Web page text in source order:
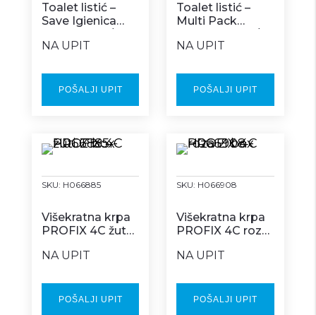
Toalet listić –
Save Igienica
NA UPIT
POŠALJI UPIT
Toalet listić –
Multi Pack
NA UPIT
POŠALJI UPIT
SKU: H066885
Višekratna krpa
PROFIX 4C žuta
NA UPIT
POŠALJI UPIT
SKU: H066908
Višekratna krpa
PROFIX 4C roza
NA UPIT
POŠALJI UPIT